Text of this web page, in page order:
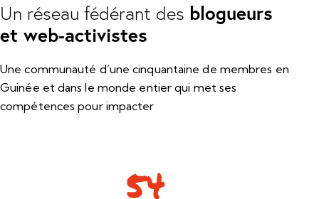
Un réseau fédérant des blogueurs
et web-activistes
Une communauté d’une cinquantaine de membres en
Guinée et dans le monde entier qui met ses
compétences pour impacter
54